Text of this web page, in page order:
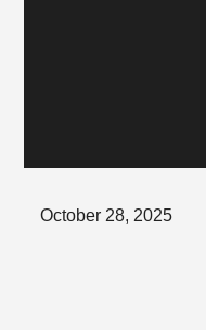
Posted
October 28, 2025